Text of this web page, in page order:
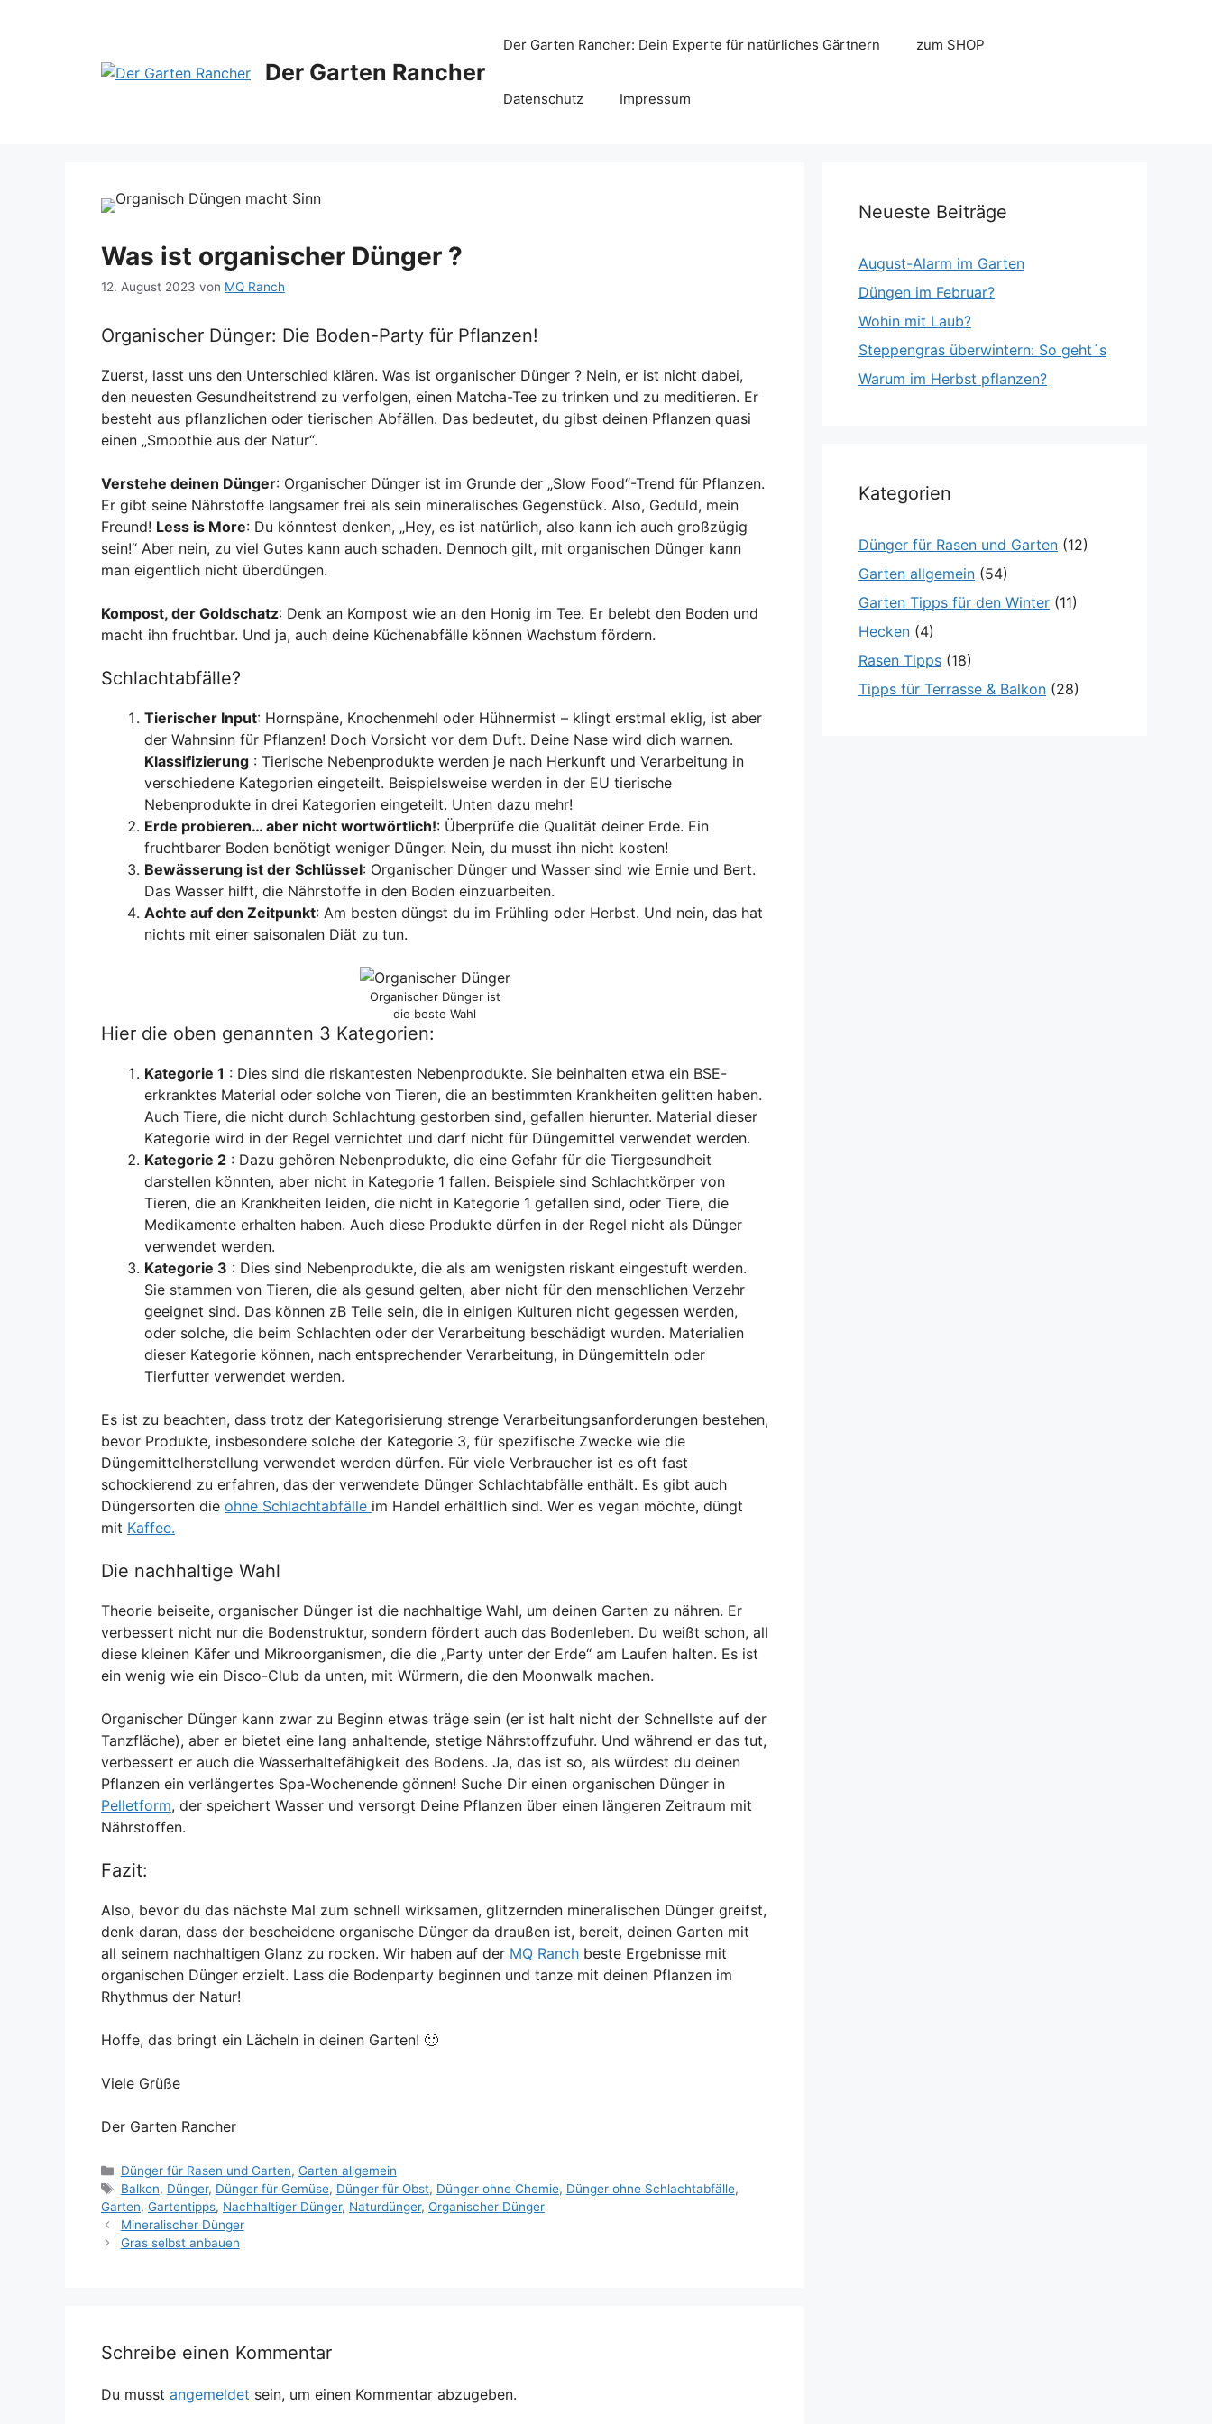
Der Garten Rancher
Der Garten Rancher: Dein Experte für natürliches Gärtnern zum SHOP
Datenschutz Impressum
Was ist organischer Dünger ?
12. August 2023 von MQ Ranch
Organischer Dünger: Die Boden-Party für Pflanzen!
Zuerst, lasst uns den Unterschied klären. Was ist organischer Dünger ? Nein, er ist nicht dabei,
den neuesten Gesundheitstrend zu verfolgen, einen Matcha-Tee zu trinken und zu meditieren. Er
besteht aus pflanzlichen oder tierischen Abfällen. Das bedeutet, du gibst deinen Pflanzen quasi
einen „Smoothie aus der Natur“.
Verstehe deinen Dünger: Organischer Dünger ist im Grunde der „Slow Food“-Trend für Pflanzen.
Er gibt seine Nährstoffe langsamer frei als sein mineralisches Gegenstück. Also, Geduld, mein
Freund! Less is More: Du könntest denken, „Hey, es ist natürlich, also kann ich auch großzügig
sein!“ Aber nein, zu viel Gutes kann auch schaden. Dennoch gilt, mit organischen Dünger kann
man eigentlich nicht überdüngen.
Kompost, der Goldschatz: Denk an Kompost wie an den Honig im Tee. Er belebt den Boden und
macht ihn fruchtbar. Und ja, auch deine Küchenabfälle können Wachstum fördern.
Schlachtabfälle?
Tierischer Input: Hornspäne, Knochenmehl oder Hühnermist – klingt erstmal eklig, ist aber
der Wahnsinn für Pflanzen! Doch Vorsicht vor dem Duft. Deine Nase wird dich warnen.
Klassifizierung : Tierische Nebenprodukte werden je nach Herkunft und Verarbeitung in
verschiedene Kategorien eingeteilt. Beispielsweise werden in der EU tierische
Nebenprodukte in drei Kategorien eingeteilt. Unten dazu mehr!
Erde probieren… aber nicht wortwörtlich!: Überprüfe die Qualität deiner Erde. Ein
fruchtbarer Boden benötigt weniger Dünger. Nein, du musst ihn nicht kosten!
Bewässerung ist der Schlüssel: Organischer Dünger und Wasser sind wie Ernie und Bert.
Das Wasser hilft, die Nährstoffe in den Boden einzuarbeiten.
Achte auf den Zeitpunkt: Am besten düngst du im Frühling oder Herbst. Und nein, das hat
nichts mit einer saisonalen Diät zu tun.
Organischer Dünger ist
die beste Wahl
Hier die oben genannten 3 Kategorien:
Kategorie 1 : Dies sind die riskantesten Nebenprodukte. Sie beinhalten etwa ein BSE-
erkranktes Material oder solche von Tieren, die an bestimmten Krankheiten gelitten haben.
Auch Tiere, die nicht durch Schlachtung gestorben sind, gefallen hierunter. Material dieser
Kategorie wird in der Regel vernichtet und darf nicht für Düngemittel verwendet werden.
Kategorie 2 : Dazu gehören Nebenprodukte, die eine Gefahr für die Tiergesundheit
darstellen könnten, aber nicht in Kategorie 1 fallen. Beispiele sind Schlachtkörper von
Tieren, die an Krankheiten leiden, die nicht in Kategorie 1 gefallen sind, oder Tiere, die
Medikamente erhalten haben. Auch diese Produkte dürfen in der Regel nicht als Dünger
verwendet werden.
Kategorie 3 : Dies sind Nebenprodukte, die als am wenigsten riskant eingestuft werden.
Sie stammen von Tieren, die als gesund gelten, aber nicht für den menschlichen Verzehr
geeignet sind. Das können zB Teile sein, die in einigen Kulturen nicht gegessen werden,
oder solche, die beim Schlachten oder der Verarbeitung beschädigt wurden. Materialien
dieser Kategorie können, nach entsprechender Verarbeitung, in Düngemitteln oder
Tierfutter verwendet werden.
Es ist zu beachten, dass trotz der Kategorisierung strenge Verarbeitungsanforderungen bestehen,
bevor Produkte, insbesondere solche der Kategorie 3, für spezifische Zwecke wie die
Düngemittelherstellung verwendet werden dürfen. Für viele Verbraucher ist es oft fast
schockierend zu erfahren, das der verwendete Dünger Schlachtabfälle enthält. Es gibt auch
Düngersorten die ohne Schlachtabfälle im Handel erhältlich sind. Wer es vegan möchte, düngt
mit Kaffee.
Die nachhaltige Wahl
Theorie beiseite, organischer Dünger ist die nachhaltige Wahl, um deinen Garten zu nähren. Er
verbessert nicht nur die Bodenstruktur, sondern fördert auch das Bodenleben. Du weißt schon, all
diese kleinen Käfer und Mikroorganismen, die die „Party unter der Erde“ am Laufen halten. Es ist
ein wenig wie ein Disco-Club da unten, mit Würmern, die den Moonwalk machen.
Organischer Dünger kann zwar zu Beginn etwas träge sein (er ist halt nicht der Schnellste auf der
Tanzfläche), aber er bietet eine lang anhaltende, stetige Nährstoffzufuhr. Und während er das tut,
verbessert er auch die Wasserhaltefähigkeit des Bodens. Ja, das ist so, als würdest du deinen
Pflanzen ein verlängertes Spa-Wochenende gönnen! Suche Dir einen organischen Dünger in
Pelletform, der speichert Wasser und versorgt Deine Pflanzen über einen längeren Zeitraum mit
Nährstoffen.
Fazit:
Also, bevor du das nächste Mal zum schnell wirksamen, glitzernden mineralischen Dünger greifst,
denk daran, dass der bescheidene organische Dünger da draußen ist, bereit, deinen Garten mit
all seinem nachhaltigen Glanz zu rocken. Wir haben auf der MQ Ranch beste Ergebnisse mit
organischen Dünger erzielt. Lass die Bodenparty beginnen und tanze mit deinen Pflanzen im
Rhythmus der Natur!
Hoffe, das bringt ein Lächeln in deinen Garten! 🙂
Viele Grüße
Der Garten Rancher
Kategorien
Dünger für Rasen und Garten, Garten allgemein
Schlagwörter
Balkon, Dünger, Dünger für Gemüse, Dünger für Obst, Dünger ohne Chemie, Dünger ohne Schlachtabfälle,
Garten, Gartentipps, Nachhaltiger Dünger, Naturdünger, Organischer Dünger
Mineralischer Dünger
Gras selbst anbauen
Schreibe einen Kommentar
Du musst angemeldet sein, um einen Kommentar abzugeben.
Neueste Beiträge
August-Alarm im Garten
Düngen im Februar?
Wohin mit Laub?
Steppengras überwintern: So geht´s
Warum im Herbst pflanzen?
Kategorien
Dünger für Rasen und Garten (12)
Garten allgemein (54)
Garten Tipps für den Winter (11)
Hecken (4)
Rasen Tipps (18)
Tipps für Terrasse & Balkon (28)